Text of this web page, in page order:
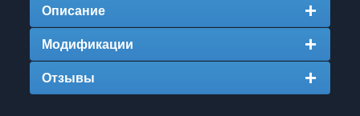
Описание
Модификации
Отзывы